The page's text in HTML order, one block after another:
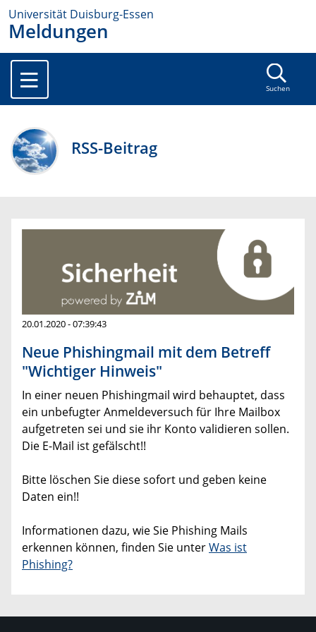
Universität Duisburg-Essen
Meldungen
Suchen
RSS-Beitrag
20.01.2020 - 07:39:43
Neue Phishingmail mit dem Betreff
"Wichtiger Hinweis"
In einer neuen Phishingmail wird behauptet, dass
ein unbefugter Anmeldeversuch für Ihre Mailbox
aufgetreten sei und sie ihr Konto validieren sollen.
Die E-Mail ist gefälscht!!
Bitte löschen Sie diese sofort und geben keine
Daten ein!!
Informationen dazu, wie Sie Phishing Mails
erkennen können, finden Sie unterWas ist
Phishing?